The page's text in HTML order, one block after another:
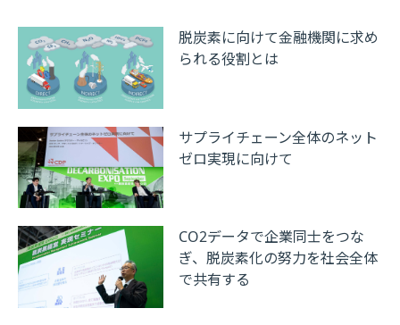
脱炭素に向けて金融機関に求め
られる役割とは
サプライチェーン全体のネット
ゼロ実現に向けて
CO2データで企業同士をつな
ぎ、脱炭素化の努力を社会全体
で共有する